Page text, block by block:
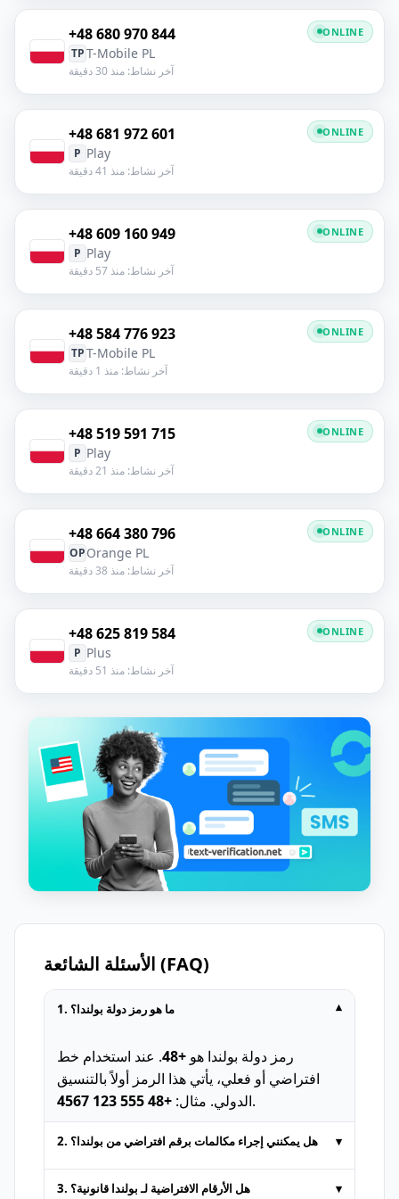
+48 680 970 844
TPT-Mobile PL
آخر نشاط: منذ 30 دقيقة
ONLINE
+48 681 972 601
P Play
آخر نشاط: منذ 41 دقيقة
ONLINE
+48 609 160 949
P Play
آخر نشاط: منذ 57 دقيقة
ONLINE
+48 584 776 923
TPT-Mobile PL
آخر نشاط: منذ 1 دقيقة
ONLINE
+48 519 591 715
P Play
آخر نشاط: منذ 21 دقيقة
ONLINE
+48 664 380 796
OPOrange PL
آخر نشاط: منذ 38 دقيقة
ONLINE
+48 625 819 584
P Plus
آخر نشاط: منذ 51 دقيقة
ONLINE
الأسئلة الشائعة (FAQ)
1. ما هو رمز دولة بولندا؟ ▾
رمز دولة بولندا هو +48
. عند استخدام خط
افتراضي أو فعلي، يأتي هذا الرمز أولاً بالتنسيق
الدولي. مثال: +48 555 123 4567 .
2. هل يمكنني إجراء مكالمات برقم افتراضي من بولندا؟ ▾
الأرقام المؤقتة التي توفّرها منصات SMS عبر
3. هل الأرقام الافتراضية لـ بولندا قانونية؟ ▾